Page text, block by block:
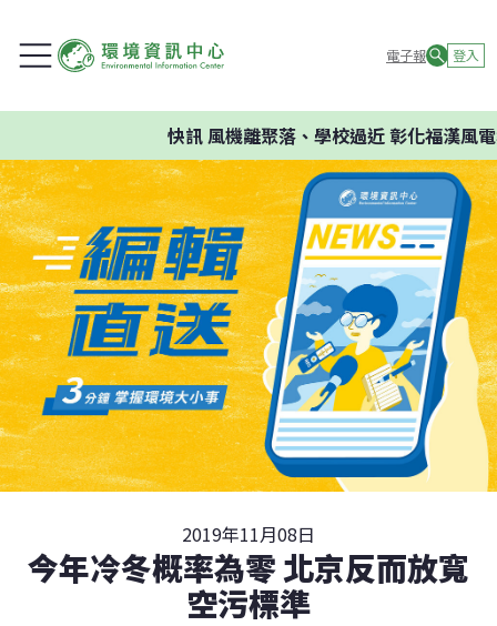
電子報 登入
快訊風機離聚落、學校過近 彰化福漢風電
2019年11月08日
今年冷冬概率為零 北京反而放寬
空污標準